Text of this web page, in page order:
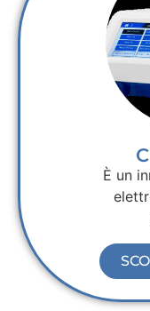
È un